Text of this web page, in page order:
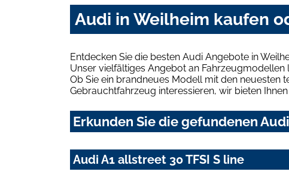
Audi in Weilheim kaufen
Entdecken Sie die besten Audi Angebote in
Unser vielfältiges Angebot an Fahrzeugmodellen
Ob Sie ein brandneues Modell mit den neuesten
Gebrauchtfahrzeug interessieren, wir bieten
Erkunden Sie die gefundenen
Audi A1 allstreet 30 TFSI S line